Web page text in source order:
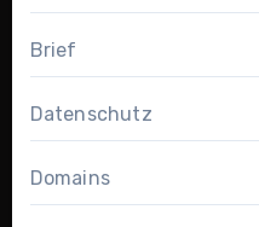
Brief
Datenschutz
Domains